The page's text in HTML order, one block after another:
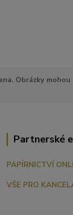
Obrázky
Partnerské
PAPÍRNICTVÍ
VŠE PRO